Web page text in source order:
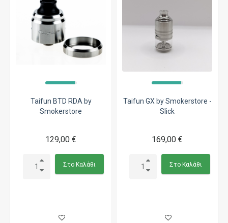
Taifun BTD RDA by
Smokerstore
129,00 €
Στο Καλάθι
Taifun GX by Smokerstore -
Slick
169,00 €
Στο Καλάθι